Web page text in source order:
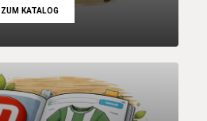
ZUM KATALOG